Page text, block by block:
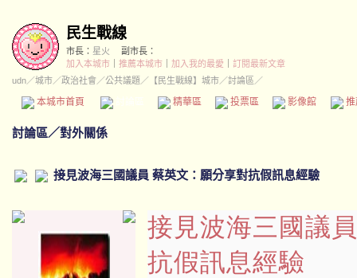
民生戰線
市長： 星火
副市長：
加入本城市
推薦本城市 加入我的最愛
訂閱最新文章
udn／城市／政治社會 ／公共議題 ／ 【民生戰線】城市／討論區／
本城市首頁 精華區 投票區 影像館
討論區／對外關係
接見波海三國議員 蔡英文：願分享對抗假訊息經驗
接見波海三國議
抗假訊息經驗